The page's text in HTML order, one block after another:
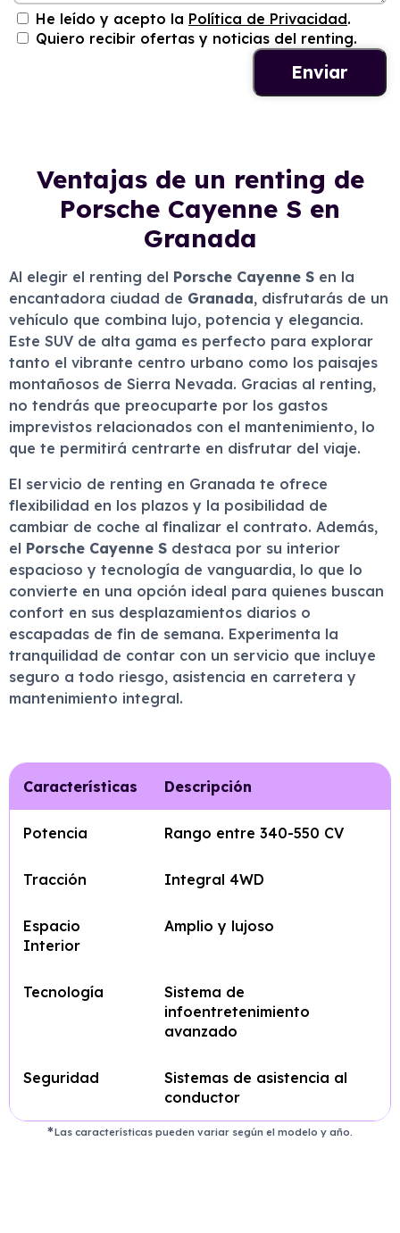
He leído y acepto la Política de Privacidad.
Quiero recibir ofertas y noticias del renting.
Ventajas de un renting de
Porsche Cayenne S en
Granada
Al elegir el renting del Porsche Cayenne S en la
encantadora ciudad de Granada, disfrutarás de un
vehículo que combina lujo, potencia y elegancia.
Este SUV de alta gama es perfecto para explorar
tanto el vibrante centro urbano como los paisajes
montañosos de Sierra Nevada. Gracias al renting,
no tendrás que preocuparte por los gastos
imprevistos relacionados con el mantenimiento, lo
que te permitirá centrarte en disfrutar del viaje.
El servicio de renting en Granada te ofrece
flexibilidad en los plazos y la posibilidad de
cambiar de coche al finalizar el contrato. Además,
el Porsche Cayenne S destaca por su interior
espacioso y tecnología de vanguardia, lo que lo
convierte en una opción ideal para quienes buscan
confort en sus desplazamientos diarios o
escapadas de fin de semana. Experimenta la
tranquilidad de contar con un servicio que incluye
seguro a todo riesgo, asistencia en carretera y
mantenimiento integral.
Características Descripción
Potencia Rango entre 340-550 CV
Tracción Integral 4WD
Espacio
Interior
Amplio y lujoso
Tecnología
Sistema de
infoentretenimiento
avanzado
Seguridad
Sistemas de asistencia al
conductor
Las características pueden variar según el modelo y año.